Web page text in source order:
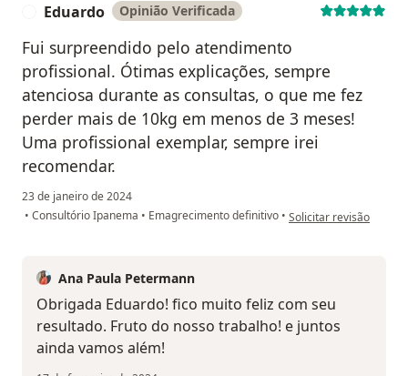
Eduardo Opinião Verificada
Fui surpreendido pelo atendimento
profissional. Ótimas explicações, sempre
atenciosa durante as consultas, o que me fez
perder mais de 10kg em menos de 3 meses!
Uma profissional exemplar, sempre irei
recomendar.
23 de janeiro de 2024
• Consultório Ipanema • Emagrecimento definitivo • na opinião do
Solicitar revisão
Ana Paula Petermann
Obrigada Eduardo! fico muito feliz com seu
resultado. Fruto do nosso trabalho! e juntos
ainda vamos além!